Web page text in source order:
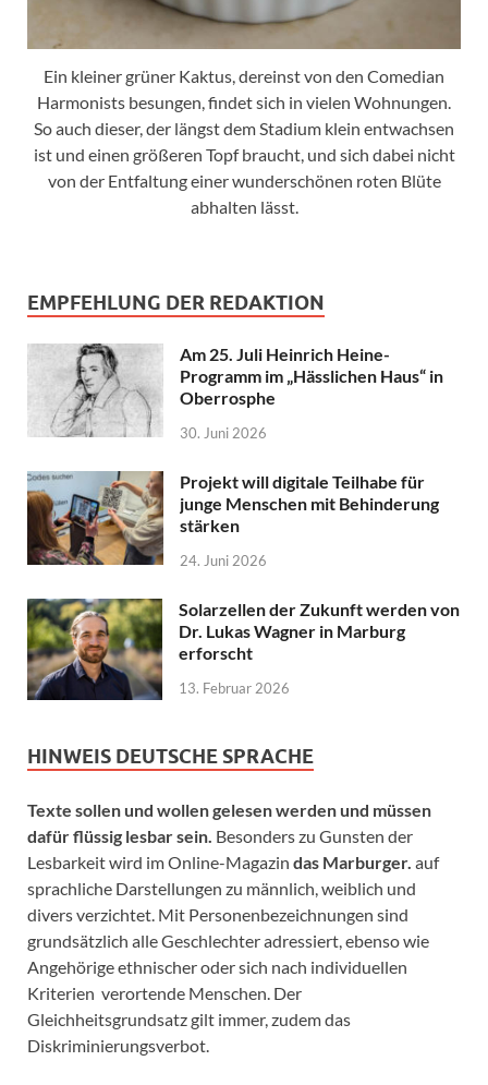
Ein kleiner grüner Kaktus, dereinst von den Comedian
Harmonists besungen, findet sich in vielen Wohnungen.
So auch dieser, der längst dem Stadium klein entwachsen
ist und einen größeren Topf braucht, und sich dabei nicht
von der Entfaltung einer wunderschönen roten Blüte
abhalten lässt.
EMPFEHLUNG DER REDAKTION
Am 25. Juli Heinrich Heine-
Programm im „Hässlichen Haus“ in
Oberrosphe
30. Juni 2026
Projekt will digitale Teilhabe für
junge Menschen mit Behinderung
stärken
24. Juni 2026
Solarzellen der Zukunft werden von
Dr. Lukas Wagner in Marburg
erforscht
13. Februar 2026
HINWEIS DEUTSCHE SPRACHE
Texte sollen und wollen gelesen werden und müssen
dafür flüssig lesbar sein. Besonders zu Gunsten der
Lesbarkeit wird im Online-Magazin das Marburger. auf
sprachliche Darstellungen zu männlich, weiblich und
divers verzichtet. Mit Personenbezeichnungen sind
grundsätzlich alle Geschlechter adressiert, ebenso wie
Angehörige ethnischer oder sich nach individuellen
Kriterien verortende Menschen. Der
Gleichheitsgrundsatz gilt immer, zudem das
Diskriminierungsverbot.